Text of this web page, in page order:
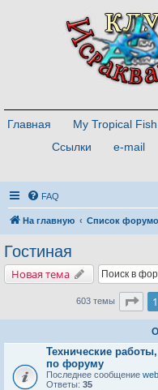
Главная My Tropical Fish
Ссылки
e-mail
FAQ
На главную Список
Гостиная
Новая тема
603 темы 1
Технические
по форуму
Последнее сообщение
Ответы: 35